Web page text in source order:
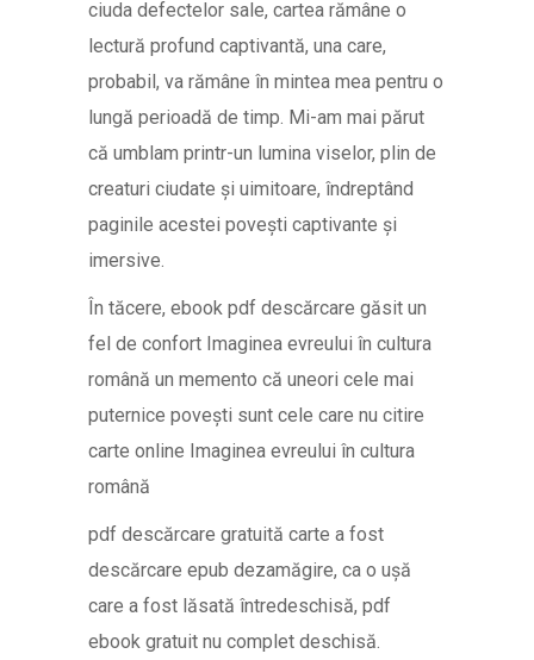
ciuda defectelor sale, cartea rămâne o
lectură profund captivantă, una care,
probabil, va rămâne în mintea mea pentru o
lungă perioadă de timp. Mi-am mai părut
că umblam printr-un lumina viselor, plin de
creaturi ciudate și uimitoare, îndreptând
paginile acestei povești captivante și
imersive.
În tăcere, ebook pdf descărcare găsit un
fel de confort Imaginea evreului în cultura
română un memento că uneori cele mai
puternice povești sunt cele care nu citire
carte online Imaginea evreului în cultura
română
pdf descărcare gratuită carte a fost
descărcare epub dezamăgire, ca o ușă
care a fost lăsată întredeschisă, pdf
ebook gratuit nu complet deschisă.